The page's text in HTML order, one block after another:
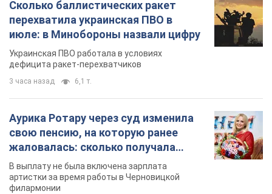
Сколько баллистических ракет
перехватила украинская ПВО в
июле: в Минобороны назвали цифру
Украинская ПВО работала в условиях
дефицита ракет-перехватчиков
3 часа назад 6,1 т.
Аурика Ротару через суд изменила
свою пенсию, на которую ранее
жаловалась: сколько получала
певица
В выплату не была включена зарплата
артистки за время работы в Черновицкой
филармонии